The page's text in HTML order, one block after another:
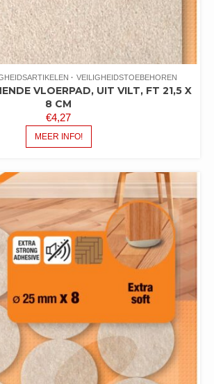
VEILIGHEIDSTOEBEHOREN
VLOERPAD, UIT VILT, FT 21,5 X
8 CM
€4,27
MEER INFO!